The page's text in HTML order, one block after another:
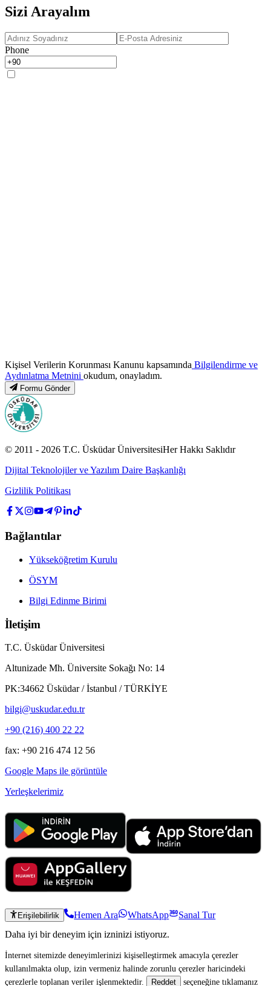
Sizi Arayalım
Phone
Kişisel Verilerin Korunması Kanunu kapsamında Bilgilendirme ve
Aydınlatma Metnini okudum, onayladım.
Formu Gönder
© 2011 - 2026 T.C. Üsküdar ÜniversitesiHer Hakkı Saklıdır
Dijital Teknolojiler ve Yazılım Daire Başkanlığı
Gizlilik Politikası
Bağlantılar
Yükseköğretim Kurulu
ÖSYM
Bilgi Edinme Birimi
İletişim
T.C. Üsküdar Üniversitesi
Altunizade Mh. Üniversite Sokağı No: 14
PK:34662 Üsküdar / İstanbul / TÜRKİYE
bilgi@uskudar.edu.tr
+90 (216) 400 22 22
fax: +90 216 474 12 56
Google Maps ile görüntüle
Yerleşkelerimiz
Erişilebilirlik Hemen Ara WhatsApp
Sanal Tur
Daha iyi bir deneyim için izninizi istiyoruz.
İnternet sitemizde deneyimlerinizi kişiselleştirmek amacıyla çerezler
kullanılmakta olup, izin vermeniz halinde zorunlu çerezler haricindeki
çerezlerle toplanan veriler işlenmektedir.
Reddet seçeneğine tıklamanız